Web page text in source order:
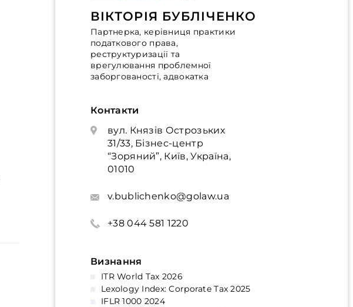
ВІКТОРІЯ БУБЛІЧЕНКО
Партнерка, керівниця практики
податкового права,
реструктуризації та
врегулювання проблемної
заборгованості, адвокатка
Контакти
вул. Князів Острозьких
31/33, Бізнес-центр
“Зоряний”, Київ, Україна,
01010
v.bublichenko@golaw.ua
+38 044 581 1220
Визнання
ITR World Tax 2026
Lexology Index: Corporate Tax 2025
IFLR 1000 2024